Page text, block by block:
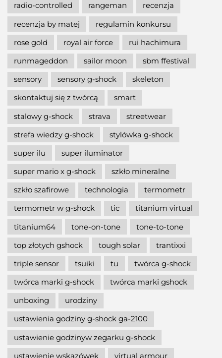
radio-controlled
rangeman
recenzja
recenzja by matej
regulamin konkursu
rose gold
royal air force
rui hachimura
runmageddon
sailor moon
sbm ffestival
sensory
sensory g-shock
skeleton
skontaktuj się z twórcą
smart
stalowy g-shock
strava
streetwear
strefa wiedzy g-shock
stylówka g-shock
super ilu
super iluminator
super mario x g-shock
szkło mineralne
szkło szafirowe
technologia
termometr
termometr w g-shock
tic
titanium virtual
titanium64
tone-on-tone
tone-to-tone
top złotych gshock
tough solar
trantixxi
triple sensor
tsuiki tu
twórca g-shock
twórca marki g-shock
twórca marki gshock
unboxing
urodziny
ustawienia godziny g-shock ga-2100
ustawienie godzinyw zegarku g-shock
ustawienie wskazówek
virtual armour